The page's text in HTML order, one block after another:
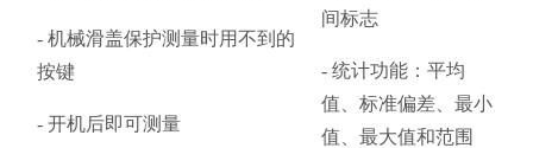
- 机械滑盖保护测量时用不到的
按键
- 开机后即可测量
间标志
- 统计功能：平均
值、标准偏差、最小
值、最大值和范围